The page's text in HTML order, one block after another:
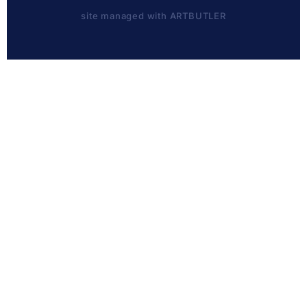
site managed with ARTBUTLER